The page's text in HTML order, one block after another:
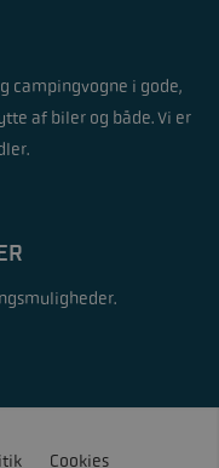
campingvogne i gode,
af biler og både. Vi er
Cookies